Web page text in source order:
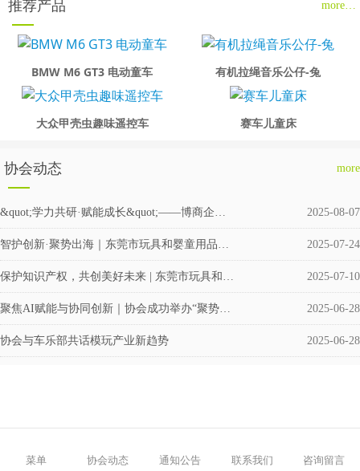
推荐产品 more…
BMW M6 GT3 电动童车 有机拉绳音乐公仔-兔
大众甲壳虫趣味遥控车 赛车儿童床
协会动态 more
&quot;学力共研·赋能成长&quot;——博商企业交流会圆满举行 2025-08-07
智护创新·聚势出海｜东莞市玩具和婴童用品企业涉外知识产权交流会成功举办 2025-07-24
保护知识产权，共创美好未来 | 东莞市玩具和婴童用品协会积极筹备成立维权援助工作站 2025-07-10
聚焦AI赋能与协同创新｜协会成功举办“聚势·共赢”企业交流活动 2025-06-28
协会与车乐部共话模玩产业新趋势 2025-06-28
菜单 协会动态 通知公告 联系我们 咨询留言